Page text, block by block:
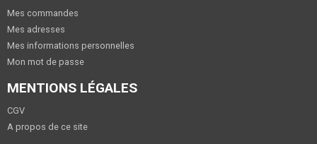
Mes commandes
Mes adresses
Mes informations personnelles
Mon mot de passe
MENTIONS LÉGALES
CGV
A propos de ce site